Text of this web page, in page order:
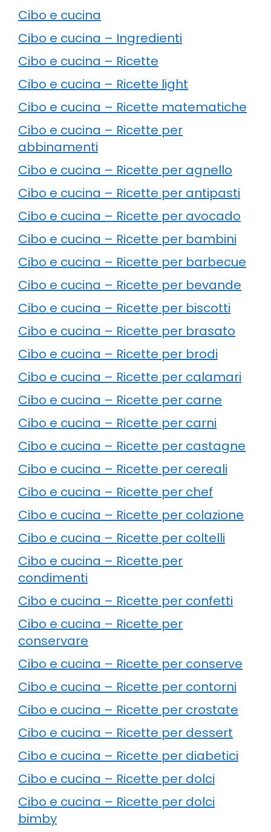
Cibo e cucina
Cibo e cucina – Ingredienti
Cibo e cucina – Ricette
Cibo e cucina – Ricette light
Cibo e cucina – Ricette matematiche
Cibo e cucina – Ricette per
abbinamenti
Cibo e cucina – Ricette per agnello
Cibo e cucina – Ricette per antipasti
Cibo e cucina – Ricette per avocado
Cibo e cucina – Ricette per bambini
Cibo e cucina – Ricette per barbecue
Cibo e cucina – Ricette per bevande
Cibo e cucina – Ricette per biscotti
Cibo e cucina – Ricette per brasato
Cibo e cucina – Ricette per brodi
Cibo e cucina – Ricette per calamari
Cibo e cucina – Ricette per carne
Cibo e cucina – Ricette per carni
Cibo e cucina – Ricette per castagne
Cibo e cucina – Ricette per cereali
Cibo e cucina – Ricette per chef
Cibo e cucina – Ricette per colazione
Cibo e cucina – Ricette per coltelli
Cibo e cucina – Ricette per
condimenti
Cibo e cucina – Ricette per confetti
Cibo e cucina – Ricette per
conservare
Cibo e cucina – Ricette per conserve
Cibo e cucina – Ricette per contorni
Cibo e cucina – Ricette per crostate
Cibo e cucina – Ricette per dessert
Cibo e cucina – Ricette per diabetici
Cibo e cucina – Ricette per dolci
Cibo e cucina – Ricette per dolci
bimby